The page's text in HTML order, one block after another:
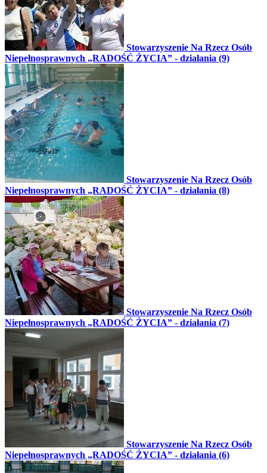
Stowarzyszenie Na Rzecz Osób
Niepełnosprawnych „RADOŚĆ ŻYCIA” - działania (9)
Stowarzyszenie Na Rzecz Osób
Niepełnosprawnych „RADOŚĆ ŻYCIA” - działania (8)
Stowarzyszenie Na Rzecz Osób
Niepełnosprawnych „RADOŚĆ ŻYCIA” - działania (7)
Stowarzyszenie Na Rzecz Osób
Niepełnosprawnych „RADOŚĆ ŻYCIA” - działania (6)